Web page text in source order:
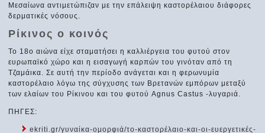
Μεσαίωνα αντιμετώπιζαν με την επάλειψη καστορέλαιου διάφορες
δερματικές νόσους.
Ρίκινος ο κοινός
Το 18ο αιώνα είχε σταματήσει η καλλιέργεια του φυτού στον
ευρωπαϊκό χώρο και η εισαγωγή καρπών του γινόταν από τη
Τζαμάικα. Σε αυτή την περίοδο ανάγεται και η φερωνυμία
καστορέλαιο λόγω της σύγχυσης των Βρετανών εμπόρων μεταξύ
των ελαίων του Ρίκινου και του φυτού Agnus Castus -λυγαριά.
ΠΗΓΕΣ:
ekriti.gr/γυναίκα-ομορφιά/το-καστορέλαιο-και-οι-ευεργετικές-